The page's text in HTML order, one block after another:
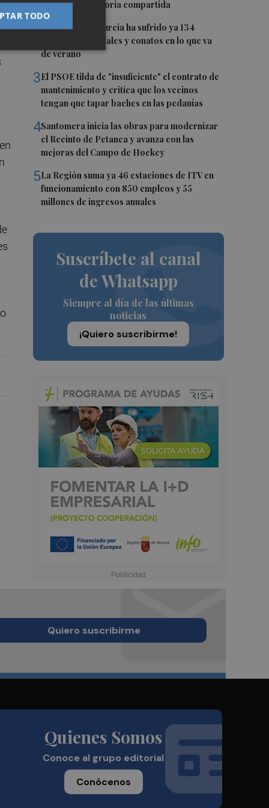
años de una historia compartida
2La Región de Murcia ha sufrido ya 134
incendios forestales y conatos en lo que va
de verano
3El PSOE tilda de "insuficiente" el contrato de
mantenimiento y critica que los vecinos
tengan que tapar baches en las pedanías
4Santomera inicia las obras para modernizar
el Recinto de Petanca y avanza con las
mejoras del Campo de Hockey
5La Región suma ya 46 estaciones de ITV en
funcionamiento con 850 empleos y 55
millones de ingresos anuales
Suscríbete al canal
de Whatsapp
Siempre al día de las últimas
noticias
¡Quiero suscribirme!
Quiero suscribirme
Quienes Somos
Conoce al grupo editorial
Conócenos
TODO